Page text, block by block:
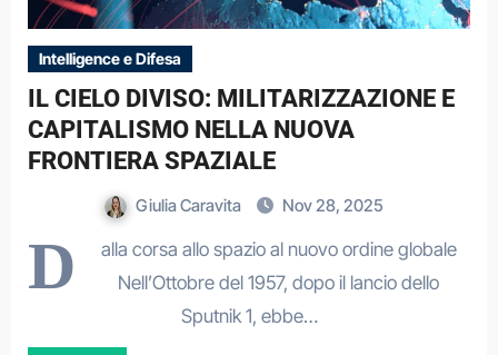
Intelligence e Difesa
IL CIELO DIVISO: MILITARIZZAZIONE E
CAPITALISMO NELLA NUOVA
FRONTIERA SPAZIALE
Giulia Caravita Nov 28, 2025
D
alla corsa allo spazio al nuovo ordine globale
Nell’Ottobre del 1957, dopo il lancio dello
Sputnik 1, ebbe…